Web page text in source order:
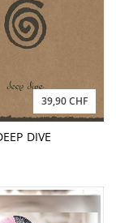
39,90 CHF
DIVE